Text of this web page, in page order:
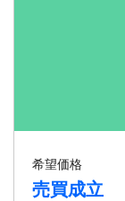
希望価格
売買成立